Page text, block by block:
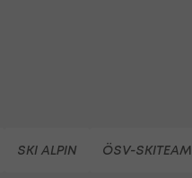
SKI ALPIN ÖSV-SKITEAM